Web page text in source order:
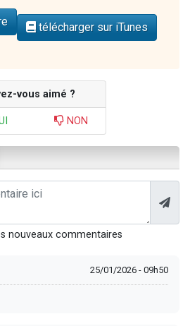
télécharger sur iTunes
vous aimé ?
NON
nouveaux commentaires
25/01/2026 - 09h50